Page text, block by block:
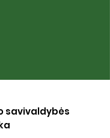
savivaldybės